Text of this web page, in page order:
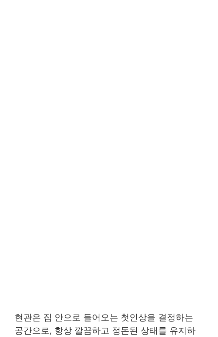
현관은 집 안으로 들어오는 첫인상을 결정하는
공간으로, 항상 깔끔하고 정돈된 상태를 유지하